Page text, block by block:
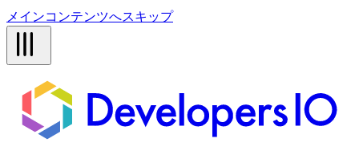
メインコンテンツへスキップ